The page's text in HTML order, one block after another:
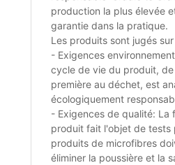
production la plus élevée
garantie dans la pratique.
Les produits sont jugés
- Exigences
cycle de vie du produit,
première au déchet, est
écologiquement
- Exigences de qualité: La
produit fait l'objet de tests
produits de microfibres
éliminer la poussière et la